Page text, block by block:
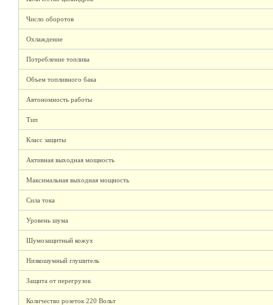
Число оборотов
Охлаждение
Потребление топлива
Объем топливного бака
Автономность работы
Тип
Класс защиты
Активная выходная мощность
Максимальная выходная мощность
Сила тока
Уровень шума
Шумозащитный кожух
Низкошумный глушитель
Защита от перегрузок
Количество розеток 220 Вольт